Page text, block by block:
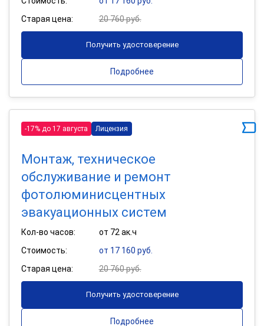
Старая цена:
20 760 руб.
Получить удостоверение
Подробнее
-17% до 17 августа Лицензия
Монтаж, техническое
обслуживание и ремонт
фотолюминисцентных
эвакуационных систем
Кол-во часов:
от 72 ак.ч
Стоимость:
от 17 160 руб.
Старая цена:
20 760 руб.
Получить удостоверение
Подробнее